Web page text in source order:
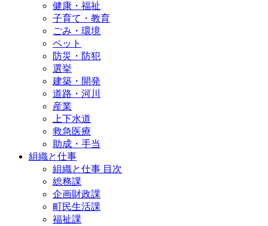
健康・福祉
子育て・教育
ごみ・環境
ペット
防災・防犯
選挙
建築・開発
道路・河川
産業
上下水道
救急医療
助成・手当
組織と仕事
組織と仕事 目次
総務課
企画財政課
町民生活課
福祉課